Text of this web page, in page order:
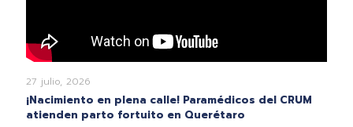
27 julio, 2026
¡Nacimiento en plena calle! Paramédicos del CRUM
atienden parto fortuito en Querétaro